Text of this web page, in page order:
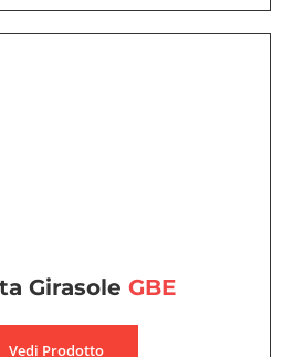
Girasole GBE
Vedi Prodotto